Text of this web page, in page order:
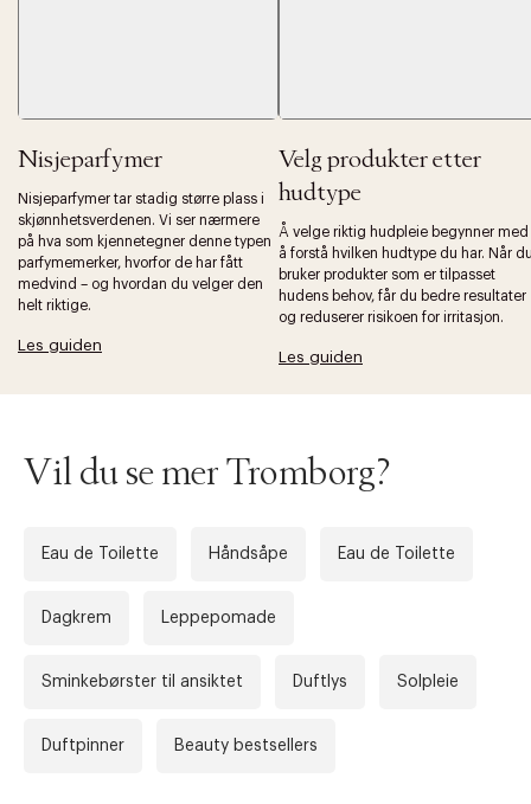
Nisjeparfymer
Nisjeparfymer tar stadig større plass i
skjønnhetsverdenen. Vi ser nærmere
på hva som kjennetegner denne typen
parfymemerker, hvorfor de har fått
medvind – og hvordan du velger den
helt riktige.
Les guiden
Velg produkter etter
hudtype
Å velge riktig hudpleie begynner med
å forstå hvilken hudtype du har. Når
bruker produkter som er tilpasset
hudens behov, får du bedre resultater
og reduserer risikoen for irritasjon.
Les guiden
Forrige
Vil du se mer Tromborg?
Eau de Toilette Håndsåpe Eau de Toilette
Dagkrem Leppepomade
Sminkebørster til ansiktet Duftlys Solpleie
Duftpinner Beauty bestsellers